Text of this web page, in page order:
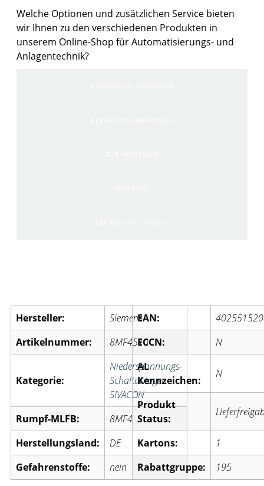
Welche Optionen und zusätzlichen Service bieten
wir Ihnen zu den verschiedenen Produkten in
unserem Online-Shop für Automatisierungs- und
Anlagentechnik?
Hersteller:
Siemens
Artikelnummer:
8MF4510
Kategorie:
Niederspannungs-
Schaltanlagen
SIVACON
Rumpf-MLFB:
8MF4
Herstellungsland:
DE
Gefahrenstoffe:
nein
EAN:
ECCN:
N
AL
Kennzeichen:
N
Produkt
Status:
Kartons:
1
Rabattgruppe:
195